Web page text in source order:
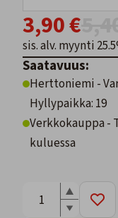
3,90 €
sis. alv. myynti
Saatavuus:
Herttoniemi -
Hyllypaikka: 19
Verkkokauppa -
kuluessa